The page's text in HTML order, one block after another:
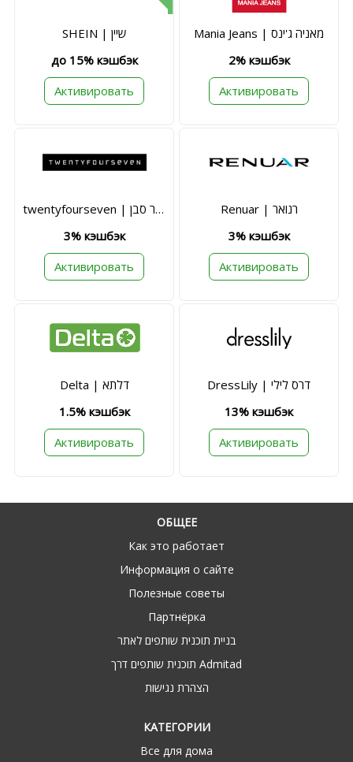
SHEIN | שיין
до 15% кэшбэк
Активировать
Mania Jeans | מאניה ג'ינס
2% кэшбэк
Активировать
twentyfourseven | טוונטי פור סבן
3% кэшбэк
Активировать
Renuar | רנואר
3% кэшбэк
Активировать
Delta | דלתא
1.5% кэшбэк
Активировать
DressLily | דרס לילי
13% кэшбэк
Активировать
ОБЩЕЕ
Как это работает
Информация о сайте
Полезные советы
Партнёрка
בניית תוכנית שותפים לאתר
תוכנית שותפים דרך Admitad
הצהרת נגישות
КАТЕГОРИИ
Все для дома